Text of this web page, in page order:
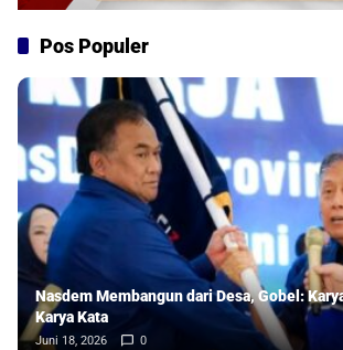
Pos Populer
Nasdem Membangun dari Desa, Gobel:
Karya Kata
Juni 18, 2026 0